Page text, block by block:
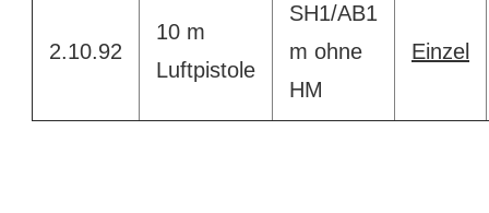
2.10.92
10 m
Luftpistole
SH1/AB1
m ohne
HM
Einzel